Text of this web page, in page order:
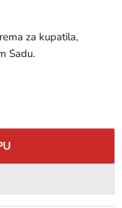
za kupatila,
Sadu.